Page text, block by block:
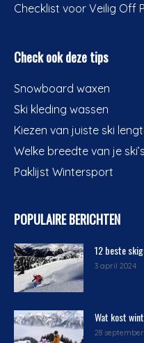
Checklist voor Veilig Off
Check ook deze tips
Snowboard waxen
Ski kleding wassen
Kiezen van juiste ski
Welke breedte van je ski’s
Paklijst Wintersport
POPULAIRE BERICHTEN
12 beste
3 april 2024
Wat kost
28